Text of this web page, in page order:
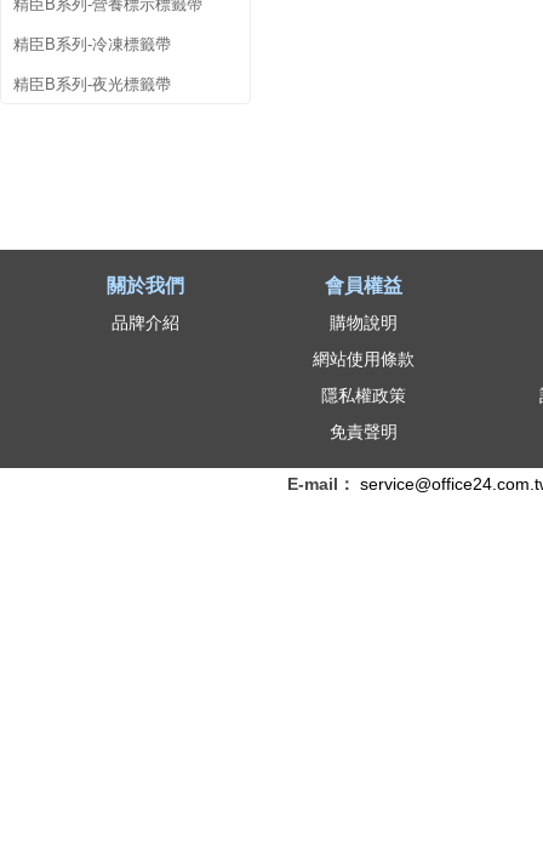
精臣B系列-營養標示標籤帶
精臣B系列-冷凍標籤帶
精臣B系列-夜光標籤帶
關於我們
品牌介紹
會員權益
購物說明
網站使用條款
隱私權政策
免責聲明
E-mail：